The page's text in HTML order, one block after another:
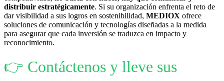
distribuir estratégicamente. Si su organización enfrenta el reto de
dar visibilidad a sus logros en sostenibilidad, MEDIOX ofrece
soluciones de comunicación y tecnologías diseñadas a la medida
para asegurar que cada inversión se traduzca en impacto y
reconocimiento.
👉 Contáctenos y lleve sus